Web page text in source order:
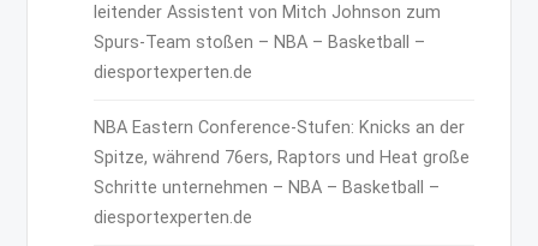
leitender Assistent von Mitch Johnson zum
Spurs-Team stoßen – NBA – Basketball –
diesportexperten.de
NBA Eastern Conference-Stufen: Knicks an der
Spitze, während 76ers, Raptors und Heat große
Schritte unternehmen – NBA – Basketball –
diesportexperten.de